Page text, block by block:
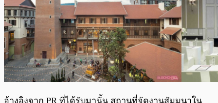
อ้างอิงจาก PR ที่ได้รับมานั้น สถานที่จัดงานสัมมนาใน